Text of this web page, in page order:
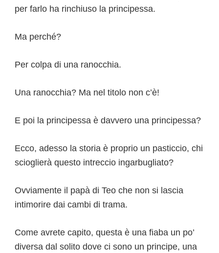
per farlo ha rinchiuso la principessa.
Ma perché?
Per colpa di una ranocchia.
Una ranocchia? Ma nel titolo non c’è!
E poi la principessa è davvero una principessa?
Ecco, adesso la storia è proprio un pasticcio, chi
scioglierà questo intreccio ingarbugliato?
Ovviamente il papà di Teo che non si lascia
intimorire dai cambi di trama.
Come avrete capito, questa è una fiaba un po’
diversa dal solito dove ci sono un principe, una